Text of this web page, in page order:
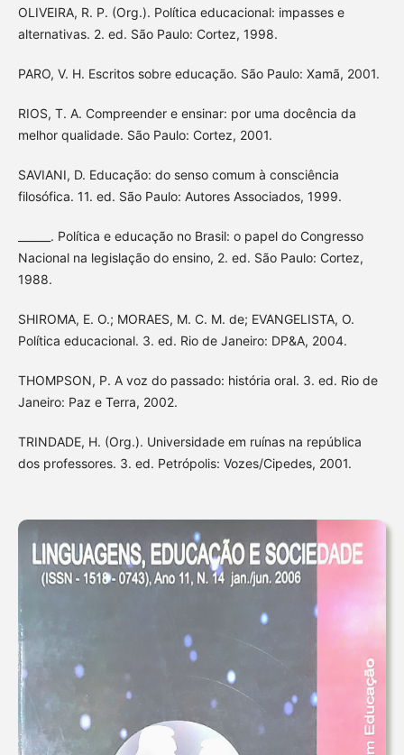
OLIVEIRA, R. P. (Org.). Política educacional: impasses e
alternativas. 2. ed. São Paulo: Cortez, 1998.
PARO, V. H. Escritos sobre educação. São Paulo: Xamã, 2001.
RIOS, T. A. Compreender e ensinar: por uma docência da
melhor qualidade. São Paulo: Cortez, 2001.
SAVIANI, D. Educação: do senso comum à consciência
filosófica. 11. ed. São Paulo: Autores Associados, 1999.
______. Política e educação no Brasil: o papel do Congresso
Nacional na legislação do ensino, 2. ed. São Paulo: Cortez,
1988.
SHIROMA, E. O.; MORAES, M. C. M. de; EVANGELISTA, O.
Política educacional. 3. ed. Rio de Janeiro: DP&A, 2004.
THOMPSON, P. A voz do passado: história oral. 3. ed. Rio de
Janeiro: Paz e Terra, 2002.
TRINDADE, H. (Org.). Universidade em ruínas na república
dos professores. 3. ed. Petrópolis: Vozes/Cipedes, 2001.